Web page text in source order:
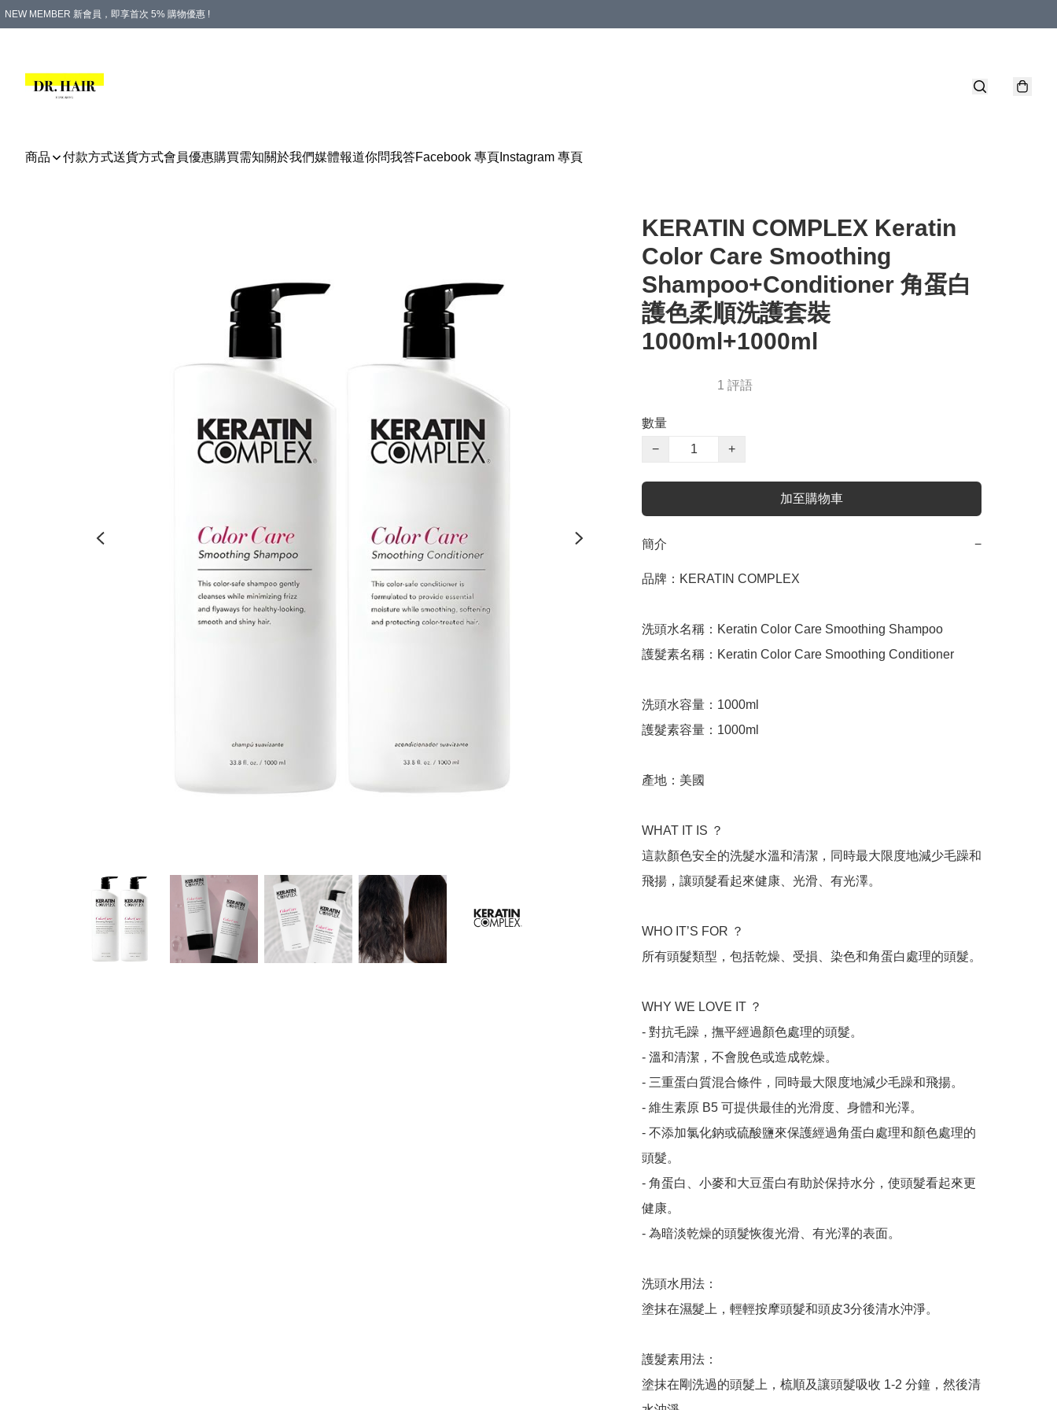
NEW MEMBER 新會員，即享首次 5% 購物優惠 !
商品 付款方式送貨方式會員優惠購買需知關於我們媒體報道你問我答Facebook 專頁 Instagram 專頁
KERATIN COMPLEX Keratin
Color Care Smoothing
Shampoo+Conditioner 角蛋白
護色柔順洗護套裝
1000ml+1000ml
1 評語
數量
−
+
加至購物車
簡介 −
品牌：KERATIN COMPLEX
洗頭水名稱：Keratin Color Care Smoothing Shampoo
護髮素名稱：Keratin Color Care Smoothing Conditioner
洗頭水容量：1000ml
護髮素容量：1000ml
產地：美國
WHAT IT IS ？
這款顏色安全的洗髮水溫和清潔，同時最大限度地減少毛躁和
飛揚，讓頭髮看起來健康、光滑、有光澤。
WHO IT’S FOR ？
所有頭髮類型，包括乾燥、受損、染色和角蛋白處理的頭髮。
WHY WE LOVE IT ？
- 對抗毛躁，撫平經過顏色處理的頭髮。
- 溫和清潔，不會脫色或造成乾燥。
- 三重蛋白質混合條件，同時最大限度地減少毛躁和飛揚。
- 維生素原 B5 可提供最佳的光滑度、身體和光澤。
- 不添加氯化鈉或硫酸鹽來保護經過角蛋白處理和顏色處理的
頭髮。
- 角蛋白、小麥和大豆蛋白有助於保持水分，使頭髮看起來更
健康。
- 為暗淡乾燥的頭髮恢復光滑、有光澤的表面。
洗頭水用法：
塗抹在濕髮上，輕輕按摩頭髮和頭皮3分後清水沖淨。
護髮素用法：
塗抹在剛洗過的頭髮上，梳順及讓頭髮吸收 1-2 分鐘，然後清